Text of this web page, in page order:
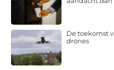
De toekomst
drones